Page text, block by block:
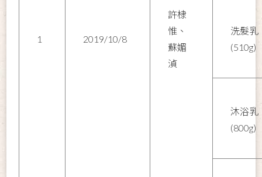
1 2019/10/8
許棣
惟、
蘇媚
湞
洗髮乳
(510g)
沐浴乳
(800g)